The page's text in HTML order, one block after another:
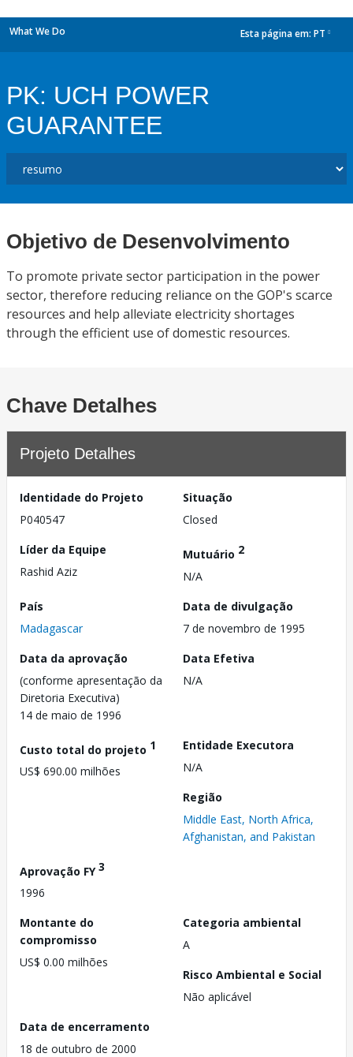
What We Do Esta página em: PT
PK: UCH POWER
GUARANTEE
Objetivo de Desenvolvimento
To promote private sector participation in the power
sector, therefore reducing reliance on the GOP's scarce
resources and help alleviate electricity shortages
through the efficient use of domestic resources.
Chave Detalhes
Projeto Detalhes
Identidade do Projeto
P040547
Situação
Closed
Líder da Equipe
Rashid Aziz
Mutuário 2
N/A
País
Madagascar
Data de divulgação
7 de novembro de 1995
Data da aprovação
(conforme apresentação da
Diretoria Executiva)
14 de maio de 1996
Data Efetiva
N/A
Custo total do projeto 1
US$ 690.00 milhões
Entidade Executora
N/A
Região
Middle East, North Africa,
Afghanistan, and Pakistan
Aprovação FY3
1996
Montante do
compromisso
US$ 0.00 milhões
Categoria ambiental
A
Risco Ambiental e Social
Não aplicável
Data de encerramento
18 de outubro de 2000